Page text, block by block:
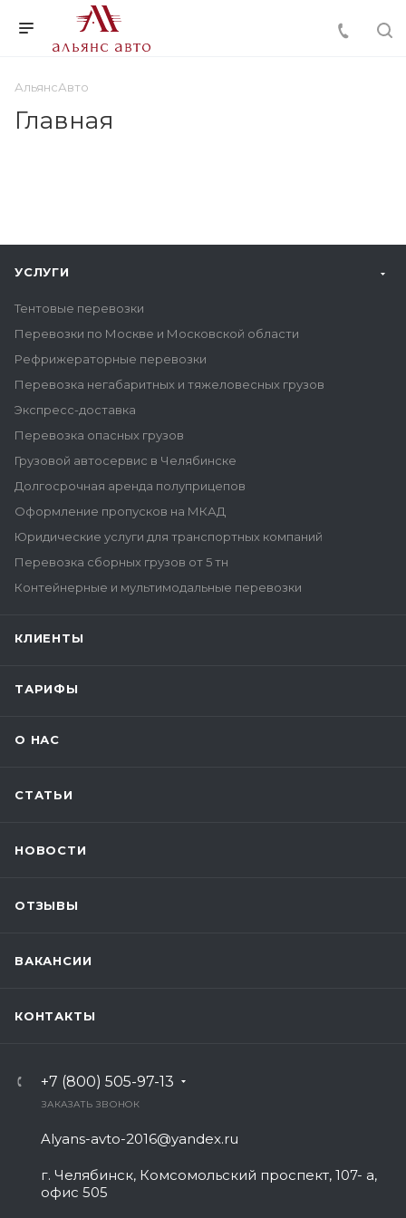
АльянсАвто
Главная
УСЛУГИ
Тентовые перевозки
Перевозки по Москве и Московской области
Рефрижераторные перевозки
Перевозка негабаритных и тяжеловесных грузов
Экспресс-доставка
Перевозка опасных грузов
Грузовой автосервис в Челябинске
Долгосрочная аренда полуприцепов
Оформление пропусков на МКАД
Юридические услуги для транспортных компаний
Перевозка сборных грузов от 5 тн
Контейнерные и мультимодальные перевозки
КЛИЕНТЫ
ТАРИФЫ
О НАС
СТАТЬИ
НОВОСТИ
ОТЗЫВЫ
ВАКАНСИИ
КОНТАКТЫ
+7 (800) 505-97-13
ЗАКАЗАТЬ ЗВОНОК
Alyans-avto-2016@yandex.ru
г. Челябинск, Комсомольский проспект, 107- а,
офис 505